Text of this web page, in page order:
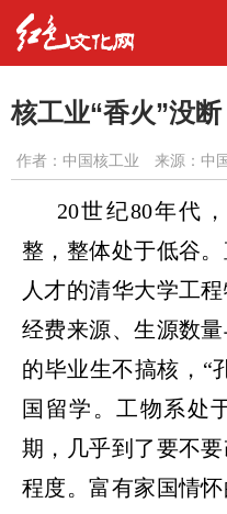
核工业“香火”没
作者： 中国核工业 来源：中
20世纪80年代
整，整体处于低谷
人才的清华大学工
经费来源、生源数
的毕业生不搞核， “
国留学。工物系处
期，几乎到了要不
程度。富有家国情